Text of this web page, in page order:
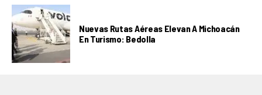
Nuevas Rutas Aéreas Elevan A Michoacán
En Turismo: Bedolla